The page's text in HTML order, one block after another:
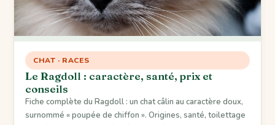
CHAT · RACES
Le Ragdoll : caractère, santé, prix et
conseils
Fiche complète du Ragdoll : un chat câlin au caractère doux,
surnommé « poupée de chiffon ». Origines, santé, toilettage